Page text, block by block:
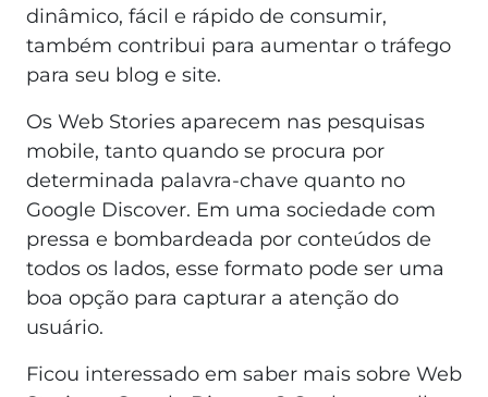
dinâmico, fácil e rápido de consumir,
também contribui para aumentar o tráfego
para seu blog e site.
Os Web Stories aparecem nas pesquisas
mobile, tanto quando se procura por
determinada palavra-chave quanto no
Google Discover. Em uma sociedade com
pressa e bombardeada por conteúdos de
todos os lados, esse formato pode ser uma
boa opção para capturar a atenção do
usuário.
Ficou interessado em saber mais sobre Web